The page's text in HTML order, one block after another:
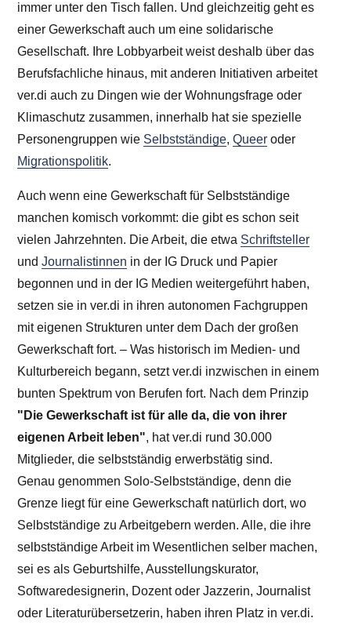
immer unter den Tisch fallen. Und gleichzeitig geht es
einer Gewerkschaft auch um eine solidarische
Gesellschaft. Ihre Lobbyarbeit weist deshalb über das
Berufsfachliche hinaus, mit anderen Initiativen arbeitet
ver.di auch zu Dingen wie der Wohnungsfrage oder
Klimaschutz zusammen, innerhalb hat sie spezielle
Personengruppen wie Selbstständige,Queer oder
Migrationspolitik.
Auch wenn eine Gewerkschaft für Selbstständige
manchen komisch vorkommt: die gibt es schon seit
vielen Jahrzehnten. Die Arbeit, die etwa Schriftsteller
undJournalistinnen in der IG Druck und Papier
begonnen und in der IG Medien weitergeführt haben,
setzen sie in ver.di in ihren autonomen Fachgruppen
mit eigenen Strukturen unter dem Dach der großen
Gewerkschaft fort. – Was historisch im Medien- und
Kulturbereich begann, setzt ver.di inzwischen in einem
bunten Spektrum von Berufen fort. Nach dem Prinzip
"Die Gewerkschaft ist für alle da, die von ihrer
eigenen Arbeit leben", hat ver.di rund 30.000
Mitglieder, die selbstständig erwerbstätig sind.
Genau genommen Solo-Selbstständige, denn die
Grenze liegt für eine Gewerkschaft natürlich dort, wo
Selbstständige zu Arbeitgebern werden. Alle, die ihre
selbstständige Arbeit im Wesentlichen selber machen,
sei es als Geburtshilfe, Ausstellungskurator,
Softwaredesignerin, Dozent oder Jazzerin, Journalist
oder Literaturübersetzerin, haben ihren Platz in ver.di.